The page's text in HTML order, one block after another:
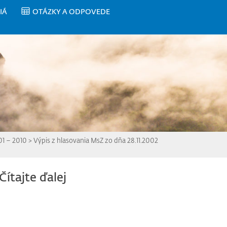
OTÁZKY A ODPOVEDE
– 2010 > Výpis z hlasovania MsZ zo dňa 28.11.2002
ďalej